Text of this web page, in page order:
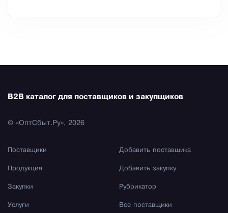
B2B каталог для поставщиков и закупщиков
© «ОптСбыт.Ру», 2026
Поставщики
Продукция
Закупки
Услуги
Добавить поставщика
Добавить закупку
Рубрикатор
Все поставщики